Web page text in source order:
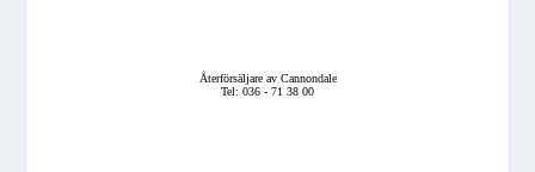
Återförsäljare av Cannondale
Tel: 036 - 71 38 00